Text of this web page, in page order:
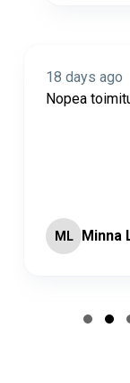
18 days ago
Nopea
ML Minna